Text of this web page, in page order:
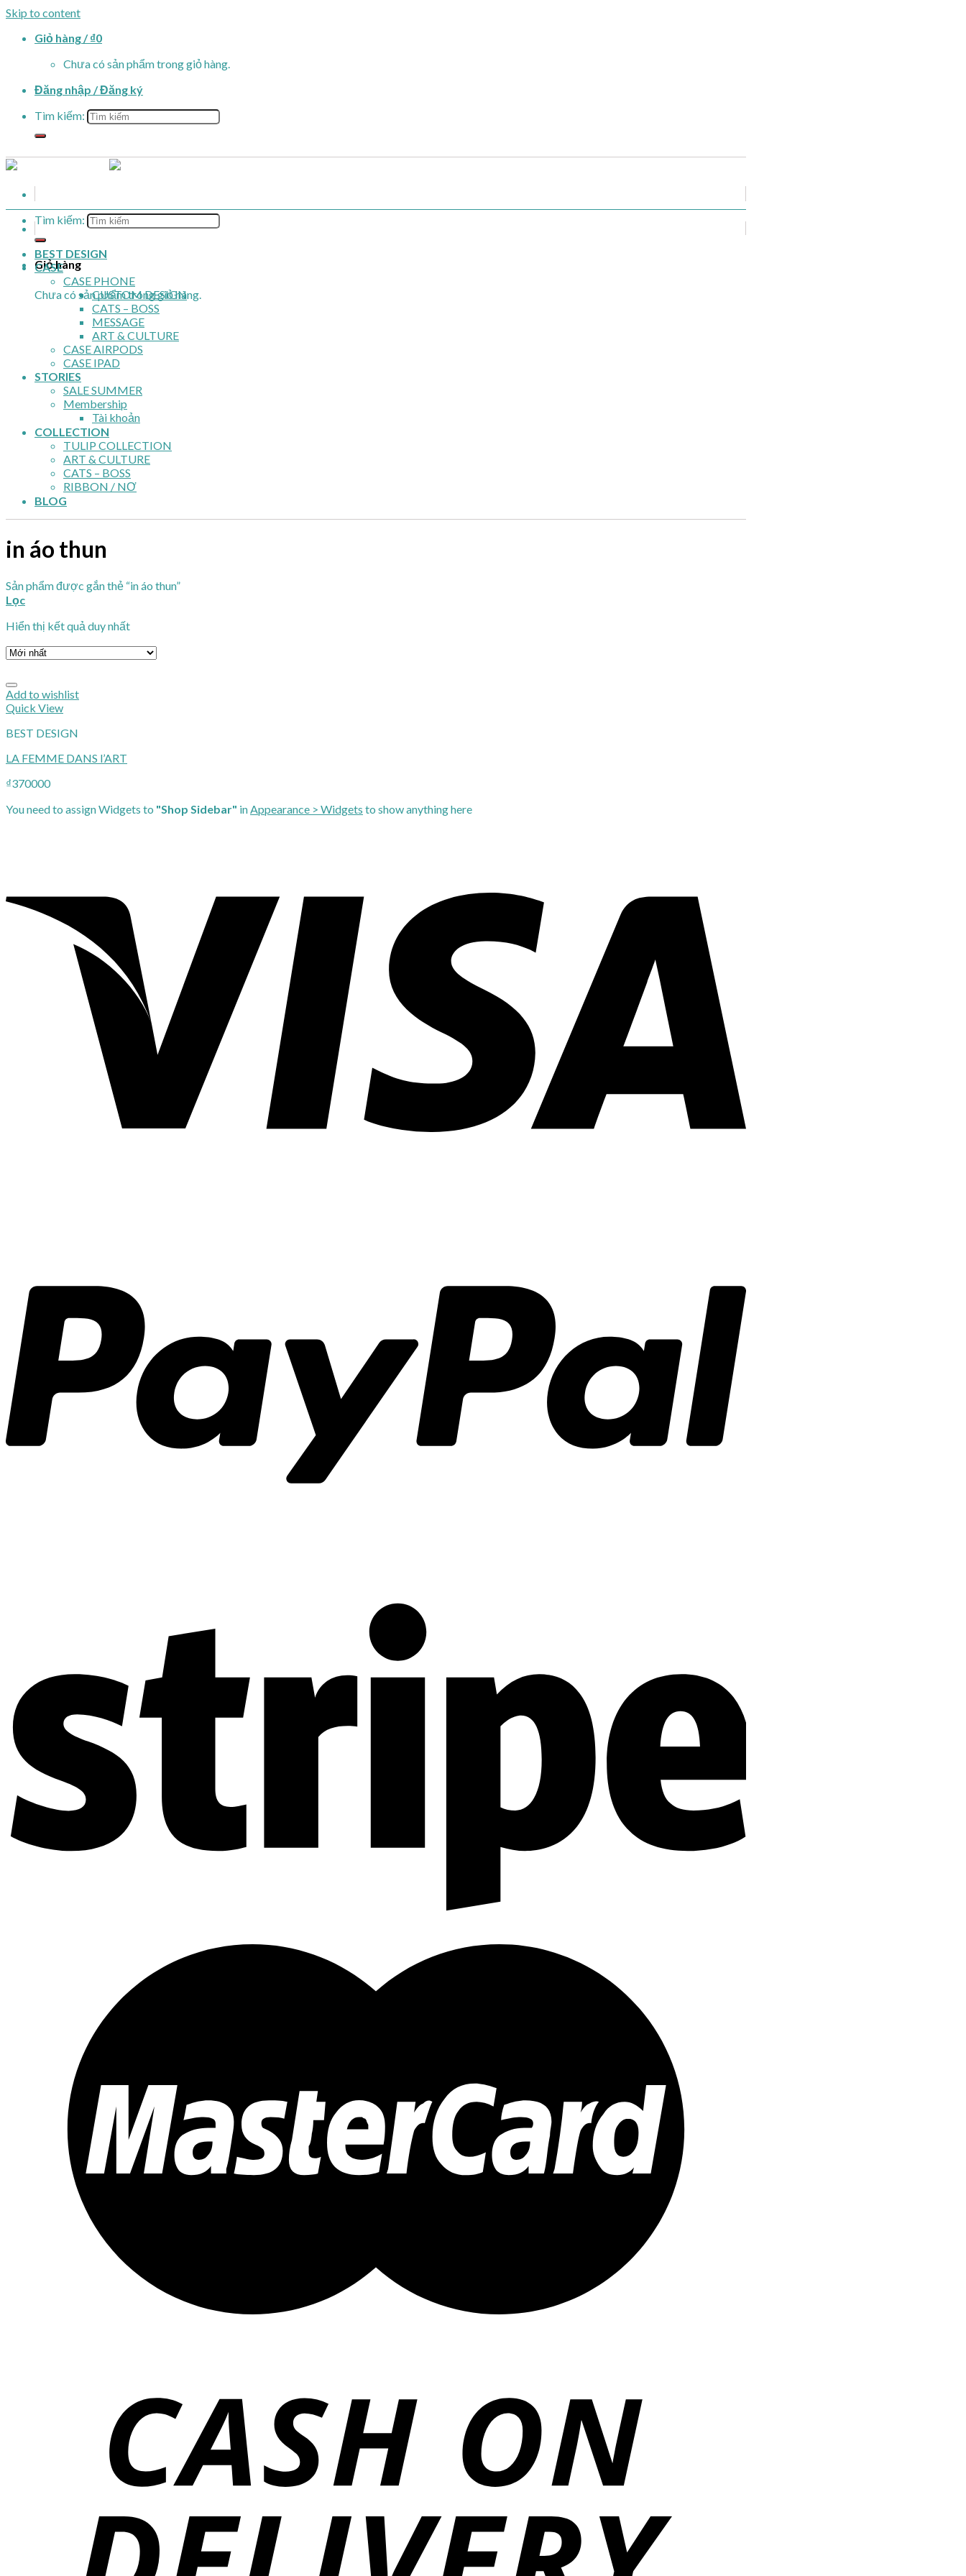
Skip to content
Giỏ hàng /₫0
Chưa có sản phẩm trong giỏ hàng.
Đăng nhập / Đăng ký
Tìm kiếm:
Tìm kiếm:
Giỏ hàng
Chưa có sản phẩm trong giỏ hàng.
BEST DESIGN
CASE
CASE PHONE
CUSTOM DESIGN
CATS – BOSS
MESSAGE
ART & CULTURE
CASE AIRPODS
CASE IPAD
STORIES
SALE SUMMER
Membership
Tài khoản
COLLECTION
TULIP COLLECTION
ART & CULTURE
CATS – BOSS
RIBBON / NƠ
BLOG
in áo thun
Sản phẩm được gắn thẻ “in áo thun”
Lọc
Hiển thị kết quả duy nhất
Add to wishlist
Quick View
BEST DESIGN
LA FEMME DANS l’ART
₫370000
You need to assign Widgets to "Shop Sidebar" inAppearance > Widgets to show anything here